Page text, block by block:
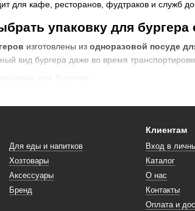
для кафе, ресторанов, фудтраков и служб
упаковку для бургера
изготовлены из одноразовой посуде
вид бургера даже во время
пригодна для вторичной переработки.
вид– подчеркивает имидж вашего заведения.
предложение для бизнеса любого
для бургера —
Для еды и напитков
Хозтовары
Аксессуары
Бренд
Клиентам
Вход в
Каталог
О нас
Контакты
Оплата и